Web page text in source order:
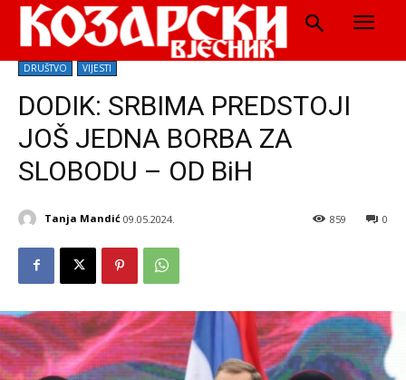
DRUŠTVO VIJESTI
DODIK: SRBIMA PREDSTOJI
JOŠ JEDNA BORBA ZA
SLOBODU – OD BiH
Tanja Mandić 09.05.2024. 0
859